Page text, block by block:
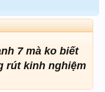
7 mà ko biết
rút kinh nghiệm